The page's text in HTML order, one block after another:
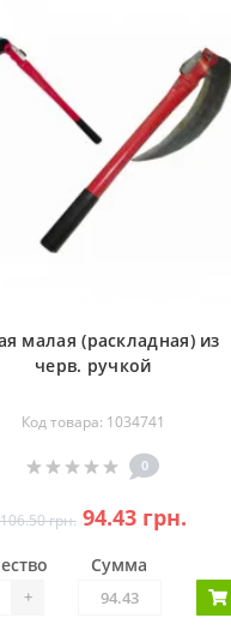
малая (раскладная) из
черв. ручкой
Код товара: 1034741
0
106.50 грн. 94.43 грн.
+
Сумма